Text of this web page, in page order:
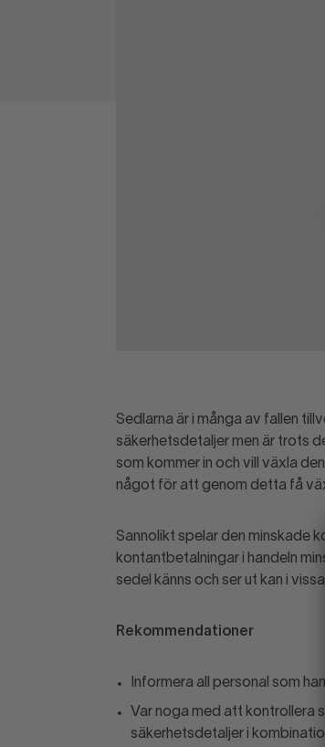
Sedlarna är i många av fallen
säkerhetsdetaljer men är trots
som kommer in och vill växla
något för att genom detta få
Sannolikt spelar den minskade
kontantbetalningar i handeln
sedel känns och ser ut kan i
Rekommendationer
Informera all personal som
Var noga med att kontrollera
säkerhetsdetaljer i